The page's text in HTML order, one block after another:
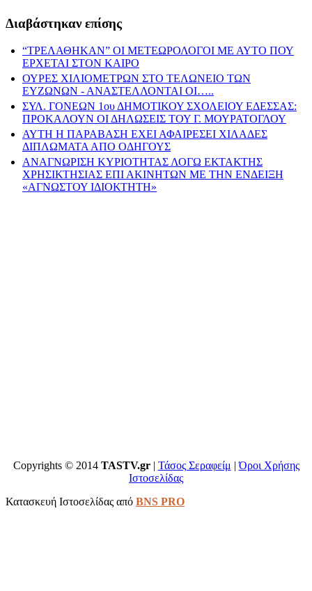
Διαβάστηκαν επίσης
“ΤΡΕΛΑΘΗΚΑΝ” ΟΙ ΜΕΤΕΩΡΟΛΟΓΟΙ ΜΕ ΑΥΤΟ ΠΟΥ
ΕΡΧΕΤΑΙ ΣΤΟΝ ΚΑΙΡΟ
ΟΥΡΕΣ ΧΙΛΙΟΜΕΤΡΩΝ ΣΤΟ ΤΕΛΩΝΕΙΟ ΤΩΝ
ΕΥΖΩΝΩΝ - ΑΝΑΣΤΕΛΛΟΝΤΑΙ ΟΙ…..
ΣΥΛ. ΓΟΝΕΩΝ 1ου ΔΗΜΟΤΙΚΟΥ ΣΧΟΛΕΙΟΥ ΕΔΕΣΣΑΣ:
ΠΡΟΚΑΛΟΥΝ ΟΙ ΔΗΛΩΣΕΙΣ ΤΟΥ Γ. ΜΟΥΡΑΤΟΓΛΟΥ
ΑΥΤΗ Η ΠΑΡΑΒΑΣΗ ΕΧΕΙ ΑΦΑΙΡΕΣΕΙ ΧΙΛΑΔΕΣ
ΔΙΠΛΩΜΑΤΑ ΑΠΟ ΟΔΗΓΟΥΣ
ΑΝΑΓΝΩΡΙΣΗ ΚΥΡΙΟΤΗΤΑΣ ΛΟΓΩ ΕΚΤΑΚΤΗΣ
ΧΡΗΣΙΚΤΗΣΙΑΣ ΕΠΙ ΑΚΙΝΗΤΩΝ ΜΕ ΤΗΝ ΕΝΔΕΙΞΗ
«ΑΓΝΩΣΤΟΥ ΙΔΙΟΚΤΗΤΗ»
Copyrights © 2014 TASTV.gr| Τάσος Σεραφείμ |Όροι Χρήσης
Ιστοσελίδας
Κατασκευή Ιστοσελίδας από BNS PRO